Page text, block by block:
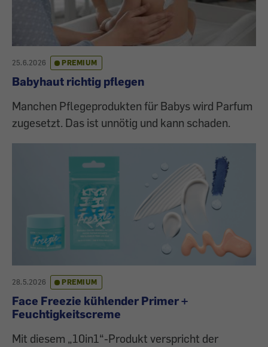
25.6.2026 PREMIUM
Babyhaut richtig pflegen
Manchen Pflegeprodukten für Babys wird Parfum
zugesetzt. Das ist unnötig und kann schaden.
28.5.2026 PREMIUM
Face Freezie kühlender Primer +
Feuchtigkeitscreme
Mit diesem „10in1“-Produkt verspricht der